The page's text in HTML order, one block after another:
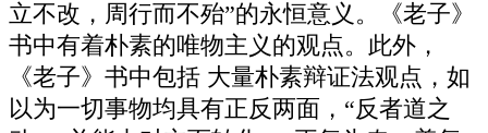
立不改，周行而不殆”的永恒意义。《老子》
书中有着朴素的唯物主义的观点。此外，
《老子》书中包括 大量朴素辩证法观点，如
以为一切事物均具有正反两面，“反者道之